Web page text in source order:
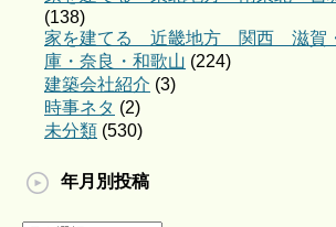
(138)
家を建てる 近畿地方 関西 滋賀
庫・奈良・和歌山 (224)
建築会社紹介 (3)
時事ネタ (2)
未分類 (530)
年月別投稿